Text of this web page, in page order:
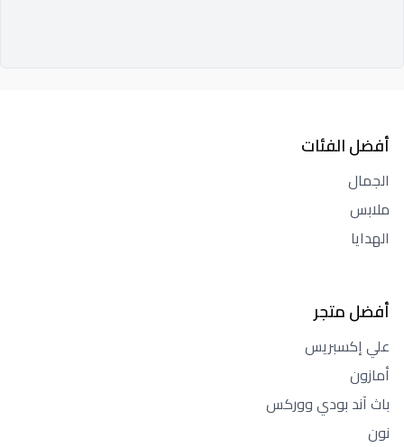
أفضل الفئات
الجمال
ملابس
الهدايا
أفضل متجر
علي إكسبريس
أمازون
باث آند بودي ووركس
نون